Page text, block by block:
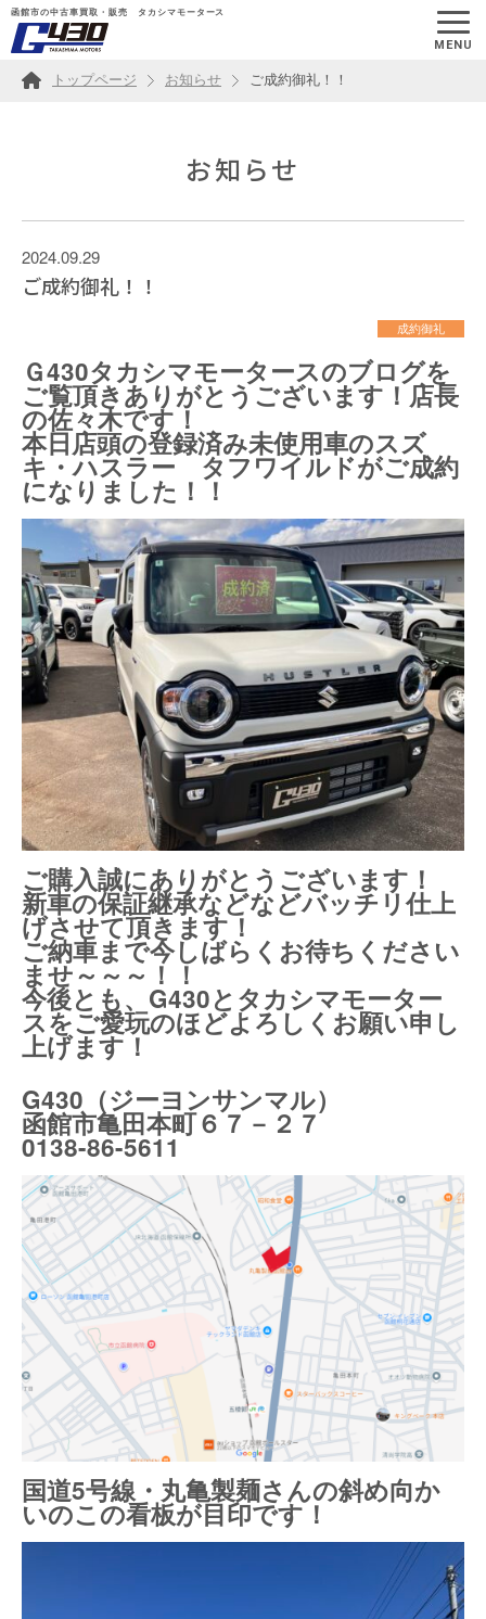
函館市の中古車買取・販売 タカシマモータース
MENU
トップページ お知らせ ご成約御礼！！
お知らせ
2024.09.29
ご成約御礼！！
成約御礼
Ｇ430タカシマモータースのブログを
ご覧頂きありがとうございます！店長
の佐々木です！
本日店頭の登録済み未使用車のスズ
キ・ハスラー タフワイルドがご成約
になりました！！
ご購入誠にありがとうございます！
新車の保証継承などなどバッチリ仕上
げさせて頂きます！
ご納車まで今しばらくお待ちください
ませ～～～！！
今後とも、G430とタカシマモーター
スをご愛玩のほどよろしくお願い申し
上げます！
G430（ジーヨンサンマル）
函館市亀田本町６７－２７
0138-86-5611
国道5号線・丸亀製麺さんの斜め向か
いのこの看板が目印です！